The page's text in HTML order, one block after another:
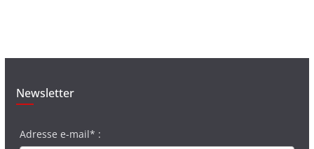
Newsletter
Adresse e-mail* :